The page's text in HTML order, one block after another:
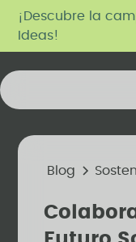
¡Descubre la
Ideas!
Blog